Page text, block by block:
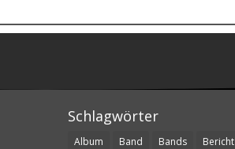
Schlagwörter
Album Band Bands
Bericht